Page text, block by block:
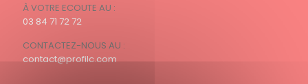
À VOTRE ECOUTE AU :
03 84 71 72 72
CONTACTEZ-NOUS AU :
contact@profilc.com